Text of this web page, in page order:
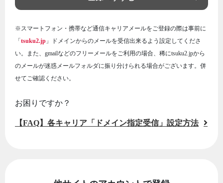
※スマートフォン・携帯など通信キャリアメールをご登録の際は事前に
「 tsuku2.jp 」ドメインからのメールを受信出来るよう設定してくださ
い。また、gmailなどのフリーメールをご利用の場合、稀にtsuku2.jpから
のメールが迷惑メールフォルダに振り分けられる場合がございます。併
せてご確認ください。
お困りですか？
【FAQ】各キャリア「ドメイン指定受信」設定方法